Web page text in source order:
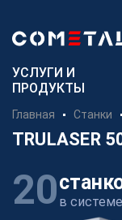
Для
Механическая
Производство
Производство
Поставка
УСЛУГИ И
ПРОДУКТЫ
Главная Станки
TRULASER
20 в системе